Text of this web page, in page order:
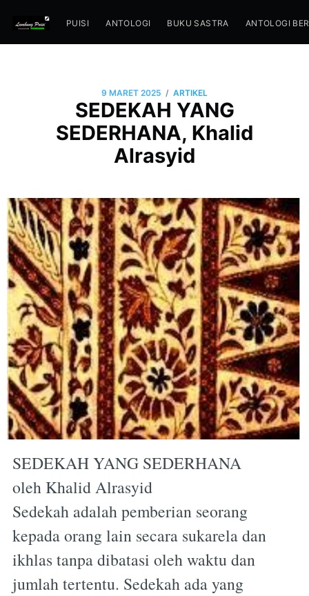
PUISI ANTOLOGI BUKU SASTRA ANTOLOGI
9 MARET 2025 / ARTIKEL
SEDEKAH YANG
SEDERHANA, Khalid
Alrasyid
SEDEKAH YANG SEDERHANA
oleh Khalid Alrasyid
Sedekah adalah pemberian seorang
kepada orang lain secara sukarela dan
ikhlas tanpa dibatasi oleh waktu dan
jumlah tertentu. Sedekah ada yang